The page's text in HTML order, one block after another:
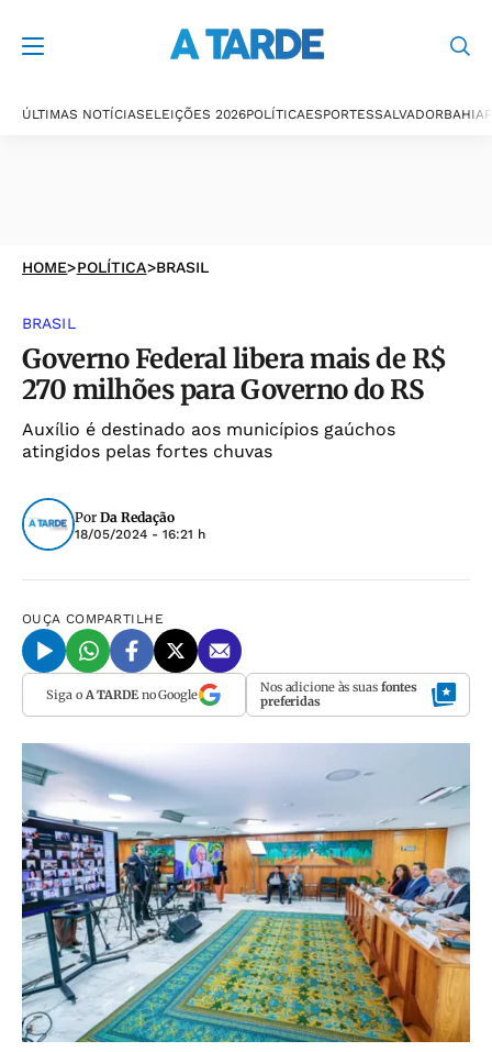
ÚLTIMAS NOTÍCIASELEIÇÕES 2026POLÍTICAESPORTESSALVADORBAHIA
HOME>POLÍTICA>BRASIL
BRASIL
Governo Federal libera mais de R$
270 milhões para Governo do RS
Auxílio é destinado aos municípios gaúchos
atingidos pelas fortes chuvas
Por Da Redação
18/05/2024 - 16:21 h
OUÇA COMPARTILHE
Siga o A TARDEno Google Nos adicione às suas fontes
preferidas